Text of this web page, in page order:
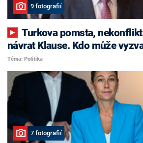
9 fotografií
Turkova pomsta, nekonfliktní Havlíček i
návrat Klause. Kdo může
Téma: Politika
7 fotografií